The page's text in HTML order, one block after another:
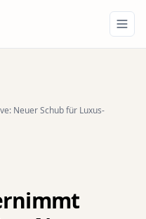
Neuer Schub für Luxus-